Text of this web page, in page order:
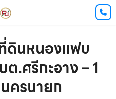
ดินหนองแฟบ
.ศรีกะอาง – 1
ครนายก